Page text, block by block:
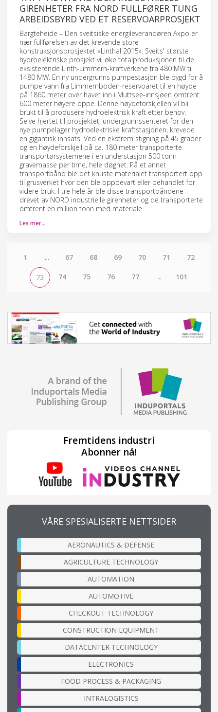
GIRENHETER FRA NORD FULLFØRER TUNG
ARBEIDSBYRD VED ET RESERVOARPROSJEKT
Bargteheide – Den sveitsiske energileverandøren Axpo er
nær fullførelsen av det krevende store
konstruksjonsprosjektet «Linthal 2015»: Sveits' største
hydroelektriske prosjekt vil øke totalproduksjonen til de
eksisterende Linth-Limmern-kraftverkene fra 480 MW til
1480 MW. En ny undergrunns pumpestasjon ble bygd for å
pumpe vann fra Limmernboden-reservoaret til en høyde
på 1860 meter over havet inn i Muttsee-innsjøen omtrent
600 meter høyere oppe. Denne høydeforskjellen vil bli
brukt til å produsere hydroelektrisk kraft etter behov.
Selve hjertet til prosjektet, undergrunnssenteret for den
nye pumpelager hydroelektriske kraftstasjonen, krevede
en gigantisk innsats. Ved en ekstrem stigning på 45 grader
og en høydeforskjell på ca. 180 meter transporterte
transportørsystemene i en understasjon 500 tonn
gravemasse per time, hele døgnet. På et annet
transportbånd ble det knuste materialet transportert opp
til grusverket hvor den ble oppbevart eller behandlet for
videre bruk. I tre hele år ble disse transportbåndene
drevet av NORD industrielle girenheter og de transporterte
omtrent en million tonn med materiale.
Les mer…
1 ... 67 68 69 70 71 72
73 74 75 76 77 ... 101
Fremtidens industri
Abonner nå!
VÅRE SPESIALISERTE NETTSIDER
AERONAUTICS & DEFENSE
AGRICULTURE TECHNOLOGY
AUTOMATION
AUTOMOTIVE
CHECKOUT TECHNOLOGY
CONSTRUCTION EQUIPMENT
DATACENTER TECHNOLOGY
ELECTRONICS
FOOD PROCESS & PACKAGING
INTRALOGISTICS